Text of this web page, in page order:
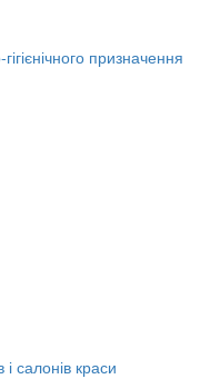
призначення
салонів краси